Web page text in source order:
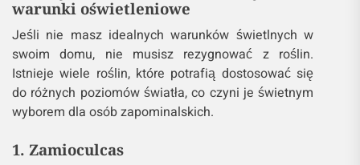
warunki oświetleniowe
Jeśli nie masz idealnych warunków świetlnych w
swoim domu, nie musisz rezygnować z roślin.
Istnieje wiele roślin, które potrafią dostosować się
do różnych poziomów światła, co czyni je świetnym
wyborem dla osób zapominalskich.
1. Zamioculcas